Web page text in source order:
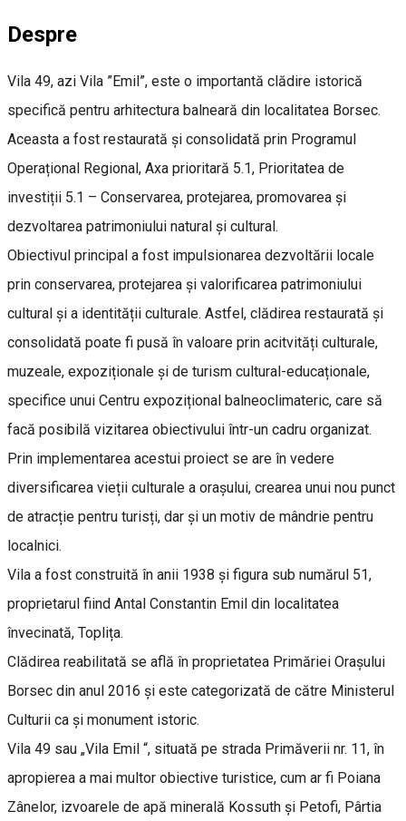
Despre
Vila 49, azi Vila ”Emil”, este o importantă clădire istorică
specifică pentru arhitectura balneară din localitatea Borsec.
Aceasta a fost restaurată și consolidată prin Programul
Operațional Regional, Axa prioritară 5.1, Prioritatea de
investiții 5.1 – Conservarea, protejarea, promovarea și
dezvoltarea patrimoniului natural și cultural.
Obiectivul principal a fost impulsionarea dezvoltării locale
prin conservarea, protejarea și valorificarea patrimoniului
cultural și a identității culturale. Astfel, clădirea restaurată și
consolidată poate fi pusă în valoare prin acitvități culturale,
muzeale, expoziționale și de turism cultural-educaționale,
specifice unui Centru expozițional balneoclimateric, care să
facă posibilă vizitarea obiectivului într-un cadru organizat.
Prin implementarea acestui proiect se are în vedere
diversificarea vieții culturale a orașului, crearea unui nou punct
de atracție pentru turisți, dar și un motiv de mândrie pentru
localnici.
Vila a fost construită în anii 1938 și figura sub numărul 51,
proprietarul fiind Antal Constantin Emil din localitatea
învecinată, Toplița.
Clădirea reabilitată se află în proprietatea Primăriei Orașului
Borsec din anul 2016 și este categorizată de către Ministerul
Culturii ca și monument istoric.
Vila 49 sau „Vila Emil “, situată pe strada Primăverii nr. 11, în
apropierea a mai multor obiective turistice, cum ar fi Poiana
Zânelor, izvoarele de apă minerală Kossuth și Petofi, Pârtia